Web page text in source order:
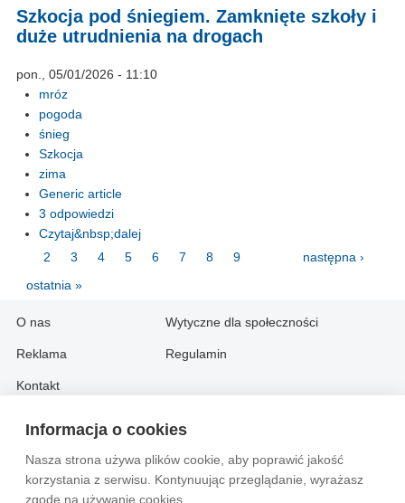
Informacja o cookies
Nasza strona używa plików cookie, aby poprawić jakość
korzystania z serwisu. Kontynuując przeglądanie, wyrażasz
zgodę na używanie cookies.
Szkocja pod śniegiem. Zamknięte szkoły i
duże utrudnienia na drogach
pon., 05/01/2026 - 11:10
mróz
pogoda
śnieg
Szkocja
zima
Generic article
3 odpowiedzi
Czytaj&nbsp;dalej
2 3 4 5 6 7 8 9
następna ›
ostatnia »
O nas
Reklama
Kontakt
Wytyczne dla społeczności
Regulamin
Information in English:
About
Advertise
Contact